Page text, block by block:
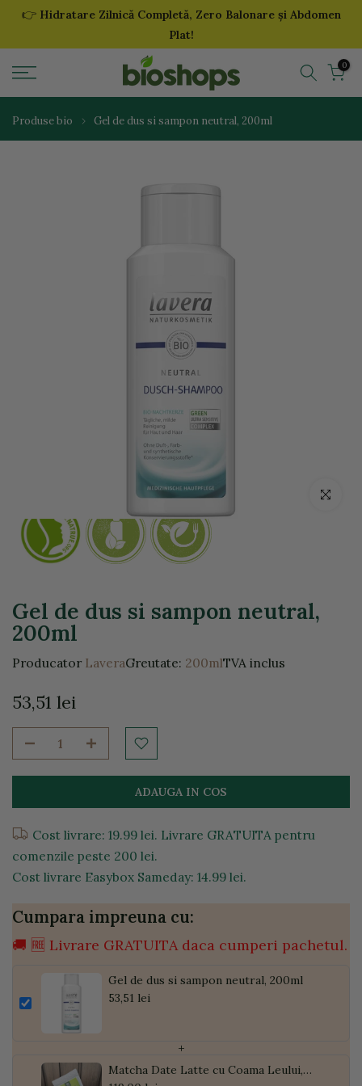
Sari
👉 Hidratare Zilnică Completă, Zero Balonare și Abdomen
Plat!
0
Produse bio Gel de dus si sampon neutral, 200ml
Click
Gel de dus si sampon neutral,
200ml
Producator LaveraGreutate: 200mlTVA inclus
53,51 lei
ADAUGA IN COS
Cost livrare: 19.99 lei. Livrare GRATUITA pentru
comenzile peste 200 lei.
Cost livrare Easybox Sameday: 14.99 lei.
Cumpara impreuna cu:
🚚 🆓 Livrare GRATUITA daca cumperi pachetul.
Gel de dus si sampon neutral, 200ml
53,51 lei
+
Matcha Date Latte cu Coama Leului,